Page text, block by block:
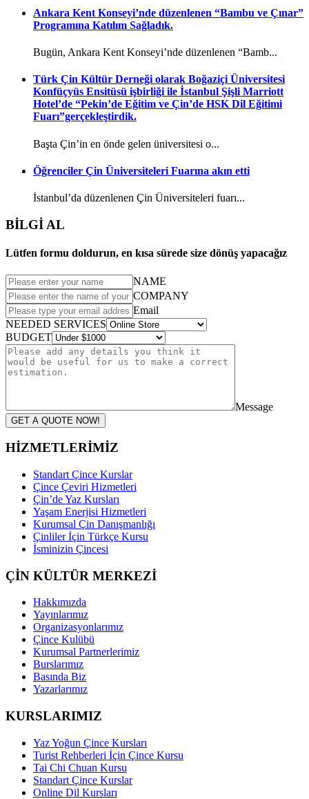
Ankara Kent Konseyi’nde düzenlenen “Bambu ve Çınar”
Programına Katılım Sağladık.
Bugün, Ankara Kent Konseyi’nde düzenlenen “Bamb...
Türk Çin Kültür Derneği olarak Boğaziçi Üniversitesi
Konfüçyüs Ensitüsü işbirliği ile İstanbul Şişli Marriott
Hotel’de “Pekin’de Eğitim ve Çin’de HSK Dil Eğitimi
Fuarı”gerçekleştirdik.
Başta Çin’in en önde gelen üniversitesi o...
Öğrenciler Çin Üniversiteleri Fuarına akın etti
İstanbul’da düzenlenen Çin Üniversiteleri fuarı...
BİLGİ AL
Lütfen formu doldurun, en kısa sürede size dönüş yapacağız
NAME
COMPANY
Email
NEEDED SERVICES
BUDGET
Message
GET A QUOTE NOW!
HİZMETLERİMİZ
Standart Çince Kurslar
Çince Çeviri Hizmetleri
Çin’de Yaz Kursları
Yaşam Enerjisi Hizmetleri
Kurumsal Çin Danışmanlığı
Çinliler İçin Türkçe Kursu
İsminizin Çincesi
ÇİN KÜLTÜR MERKEZİ
Hakkımızda
Yayınlarımız
Organizasyonlarımız
Çince Kulübü
Kurumsal Partnerlerimiz
Burslarımız
Basında Biz
Yazarlarımız
KURSLARIMIZ
Yaz Yoğun Çince Kursları
Turist Rehberleri İçin Çince Kursu
Tai Chi Chuan Kursu
Standart Çince Kurslar
Online Dil Kursları